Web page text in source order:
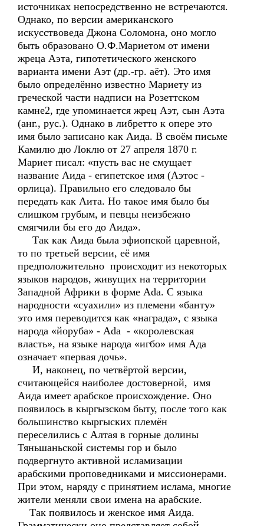
источниках непосредственно не встречаются.
Однако, по версии американского
искусствоведа Джона Соломона, оно могло
быть образовано О.Ф.Мариетом от имени
жреца Аэта, гипотетического женского
варианта имени Аэт (др.-гр. аёт). Это имя
было определённо известно Мариету из
греческой части надписи на Розеттском
камне2, где упоминается жрец Аэт, сын Аэта
(анг., рус.). Однако в либретто к опере это
имя было записано как Аида. В своём письме
Камилю дю Локлю от 27 апреля 1870 г.
Мариет писал: «пусть вас не смущает
название Аида - египетское имя (Аэтос -
орлица). Правильно его следовало бы
передать как Аита. Но такое имя было бы
слишком грубым, и певцы неизбежно
смягчили бы его до Аида».
Так как Аида была эфиопской царевной,
то по третьей версии, её имя
предположительно происходит из некоторых
языков народов, живущих на территории
Западной Африки в форме Ada. С языка
народности «суахили» из племени «банту»
это имя переводится как «награда», с языка
народа «йоруба» - Adа - «королевская
власть», на языке народа «игбо» имя Ада
означает «первая дочь».
И, наконец, по четвёртой версии,
считающейся наиболее достоверной, имя
Аида имеет арабское происхождение. Оно
появилось в кыргызском быту, после того как
большинство кыргыских племён
переселились с Алтая в горные долины
Тяньшаньской системы гор и было
подвергнуто активной исламизации
арабскими проповедниками и миссионерами.
При этом, наряду с принятием ислама, многие
жители меняли свои имена на арабские.
Так появилось и женское имя Аида.